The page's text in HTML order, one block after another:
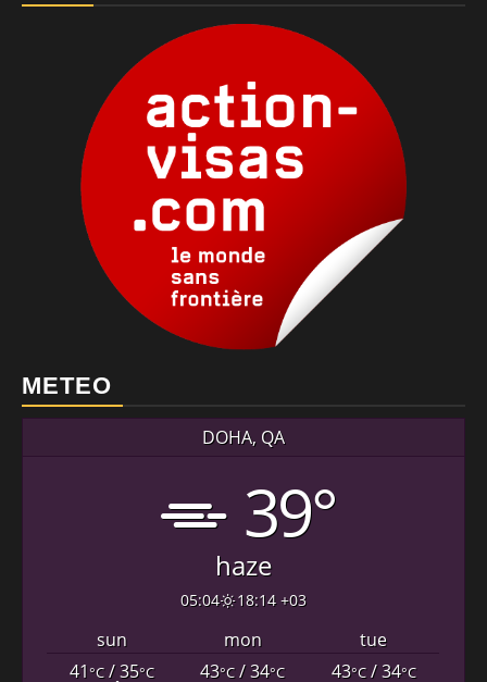
METEO
DOHA, QA
39°
haze
05:04 18:14 +03
sun mon
tue
41°C/ 35°C 43°C/ 34°C 43°C/ 34°C